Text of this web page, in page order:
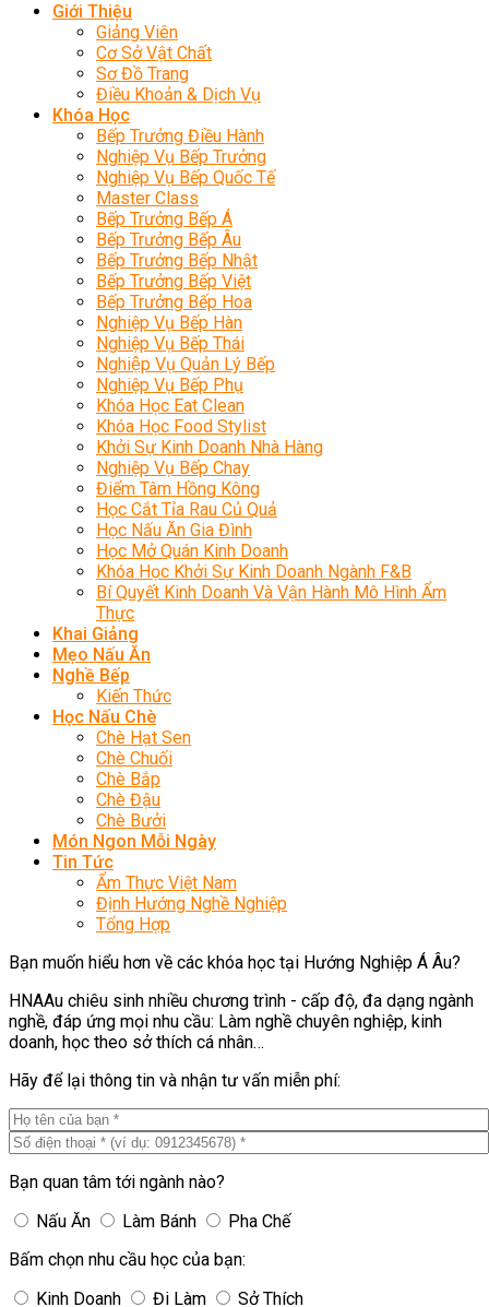
Giới Thiệu
Giảng Viên
Cơ Sở Vật Chất
Sơ Đồ Trang
Điều Khoản & Dịch Vụ
Khóa Học
Bếp Trưởng Điều Hành
Nghiệp Vụ Bếp Trưởng
Nghiệp Vụ Bếp Quốc Tế
Master Class
Bếp Trưởng Bếp Á
Bếp Trưởng Bếp Âu
Bếp Trưởng Bếp Nhật
Bếp Trưởng Bếp Việt
Bếp Trưởng Bếp Hoa
Nghiệp Vụ Bếp Hàn
Nghiệp Vụ Bếp Thái
Nghiệp Vụ Quản Lý Bếp
Nghiệp Vụ Bếp Phụ
Khóa Học Eat Clean
Khóa Học Food Stylist
Khởi Sự Kinh Doanh Nhà Hàng
Nghiệp Vụ Bếp Chay
Điểm Tâm Hồng Kông
Học Cắt Tỉa Rau Củ Quả
Học Nấu Ăn Gia Đình
Học Mở Quán Kinh Doanh
Khóa Học Khởi Sự Kinh Doanh Ngành F&B
Bí Quyết Kinh Doanh Và Vận Hành Mô Hình Ẩm
Thực
Khai Giảng
Mẹo Nấu Ăn
Nghề Bếp
Kiến Thức
Học Nấu Chè
Chè Hạt Sen
Chè Chuối
Chè Bắp
Chè Đậu
Chè Bưởi
Món Ngon Mỗi Ngày
Tin Tức
Ẩm Thực Việt Nam
Định Hướng Nghề Nghiệp
Tổng Hợp
Bạn muốn hiểu hơn về các khóa học tại Hướng Nghiệp Á Âu?
HNAAu chiêu sinh nhiều chương trình - cấp độ, đa dạng ngành
nghề, đáp ứng mọi nhu cầu: Làm nghề chuyên nghiệp, kinh
doanh, học theo sở thích cá nhân…
Hãy để lại thông tin và nhận tư vấn miễn phí:
Bạn quan tâm tới ngành nào?
Nấu Ăn
Làm Bánh
Pha Chế
Bấm chọn nhu cầu học của bạn:
Kinh Doanh
Đi Làm Sở Thích